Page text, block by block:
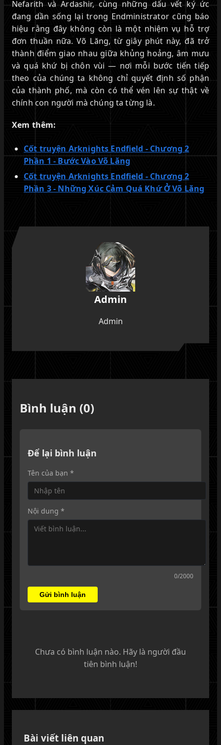
Nefarith và Ardashir, cùng những dấu vết ký ức
đang dần sống lại trong Endministrator cũng báo
hiệu rằng đây không còn là một nhiệm vụ hỗ trợ
đơn thuần nữa. Võ Lăng, từ giây phút này, đã trở
thành điểm giao nhau giữa khủng hoảng, âm mưu
và quá khứ bị chôn vùi — nơi mỗi bước tiến tiếp
theo của chúng ta không chỉ quyết định số phận
của thành phố, mà còn có thể vén lên sự thật về
chính con người mà chúng ta từng là.
Xem thêm:
Cốt truyện Arknights Endfield - Chương 2
Phần 1 - Bước Vào Võ Lăng
Cốt truyện Arknights Endfield - Chương 2
Phần 3 - Những Xúc Cảm Quá Khứ Ở Võ Lăng
Admin
Admin
Bài viết liên quan
Bình luận (0)
Để lại bình luận
Tên của bạn *
Nội dung *
0/2000
Gửi bình luận
Chưa có bình luận nào. Hãy là người đầu
tiên bình luận!